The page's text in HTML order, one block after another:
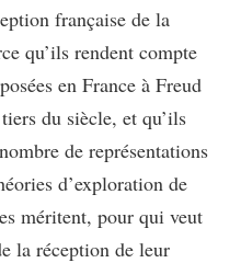
française de la
qu’ils rendent compte
en France à Freud
du siècle, et qu’ils
de représentations
d’exploration de
méritent, pour qui veut
la réception de leur